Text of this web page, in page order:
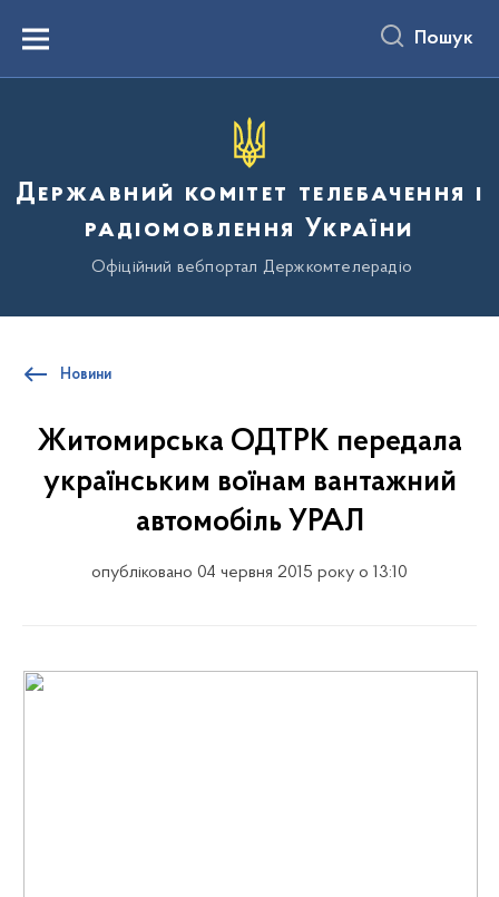
вмістуMenu Пошук
Державний комітет телебачення і
радіомовлення України
Офіційний вебпортал Держкомтелерадіо
Новини
Житомирська ОДТРК передала
українським воїнам вантажний
автомобіль УРАЛ
опубліковано 04 червня 2015 року о 13:10